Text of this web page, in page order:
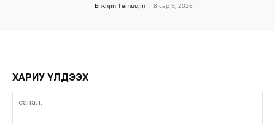
Enkhjin Temuujin - 8 сар 9, 2026
ХАРИУ ҮЛДЭЭХ